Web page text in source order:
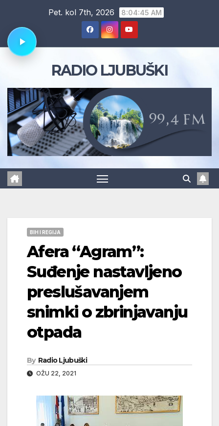
content
Pet. kol 7th, 2026 8:04:46 AM
RADIO LJUBUŠKI
BIH I REGIJA
Afera “Agram”:
Suđenje nastavljeno
preslušavanjem
snimki o zbrinjavanju
otpada
By Radio Ljubuški
OŽU 22, 2021